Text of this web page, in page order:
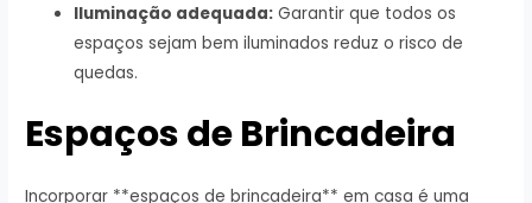
Iluminação adequada: Garantir que todos os
espaços sejam bem iluminados reduz o risco de
quedas.
Espaços de Brincadeira
Incorporar **espaços de brincadeira** em casa é uma